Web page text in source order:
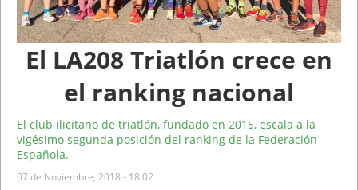
El LA208 Triatlón crece en
el ranking nacional
El club ilicitano de triatlón, fundado en 2015, escala a la
vigésimo segunda posición del ranking de la Federación
Española.
07 de Noviembre, 2018 - 18:02